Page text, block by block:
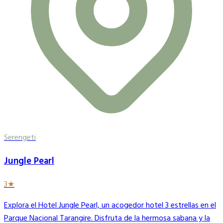
Serengeti
Jungle Pearl
3★
Explora el Hotel Jungle Pearl, un acogedor hotel 3 estrellas en el
Parque Nacional Tarangire. Disfruta de la hermosa sabana y la